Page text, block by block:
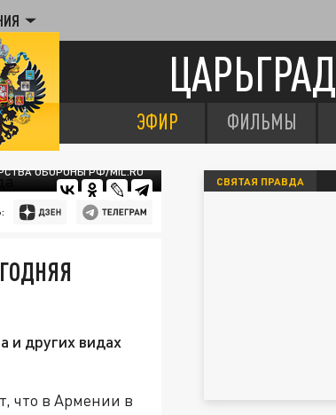
ЦАРЬГРАД
ЭФИР ФИЛЬМЫ
ОБОРОНЫ РФ/MIL.RU
и других видах
что в Армении в
СВЯТАЯ ПРАВДА